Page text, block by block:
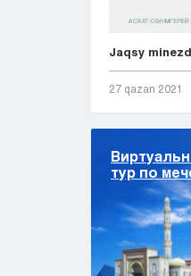
Jaqsy
27 qazan 2021
тур по